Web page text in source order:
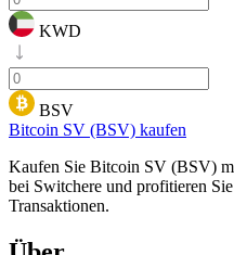
KWD
BSV
Bitcoin SV (BSV) kaufen
Kaufen Sie Bitcoin SV (BSV)
bei Switchere und profitieren
Transaktionen.